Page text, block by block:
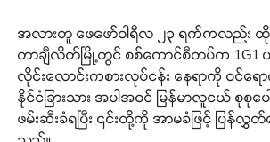
အလားတူ ဖေဖော်ဝါရီလ ၂၃ ရက်ကလည်း ထိုင်
တာချီလိတ်မြို့တွင် စစ်ကောင်စီတပ်က
လိုင်းလောင်းကစားလုပ်ငန်း နေရာကို ဝင်ရော
နိုင်ငံခြားသား အပါအဝင် မြန်မာလူငယ် စုစုပေ
ဖမ်းဆီးခံရပြီး ၎င်းတို့ကို အာမခံဖြင့် ပြန်လွှတ်